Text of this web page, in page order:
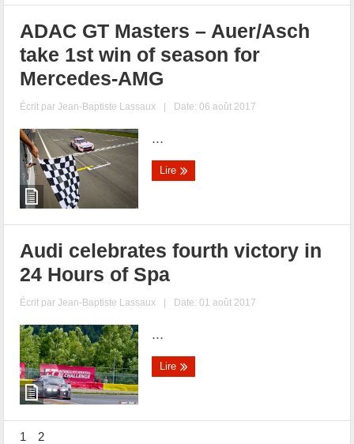
ADAC GT Masters – Auer/Asch
take 1st win of season for
Mercedes-AMG
Écrit parJean-Baptiste Lassaux | Date: 06 août 2017
...
Lire
Audi celebrates fourth victory in
24 Hours of Spa
Écrit parJean-Baptiste Lassaux | Date: 01 août 2017
...
Lire
1 2